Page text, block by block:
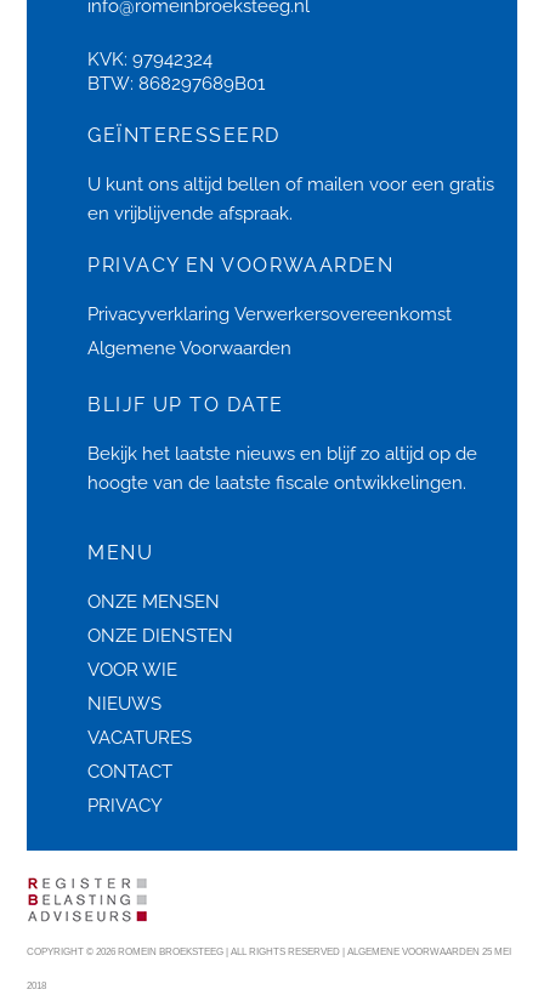
info@romeinbroeksteeg.nl
KVK: 97942324
BTW: 868297689B01
GEÏNTERESSEERD
U kunt ons altijd bellen of mailen voor een gratis
en vrijblijvende afspraak.
PRIVACY EN VOORWAARDEN
Privacyverklaring Verwerkersovereenkomst
Algemene Voorwaarden
BLIJF UP TO DATE
Bekijk het laatste nieuws en blijf zo altijd op de
hoogte van de laatste fiscale ontwikkelingen.
MENU
ONZE MENSEN
ONZE DIENSTEN
VOOR WIE
NIEUWS
VACATURES
CONTACT
PRIVACY
COPYRIGHT © 2026 ROMEIN BROEKSTEEG | ALL RIGHTS RESERVED |ALGEMENE VOORWAARDEN 25 MEI
2018